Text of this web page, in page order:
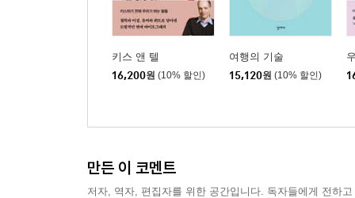
키스 앤 텔
16,200원 (10% 할인)
여행의 기술
15,120원 (10% 할인)
만든 이 코멘트
저자, 역자, 편집자를 위한 공간입니다. 독자들에게 전하